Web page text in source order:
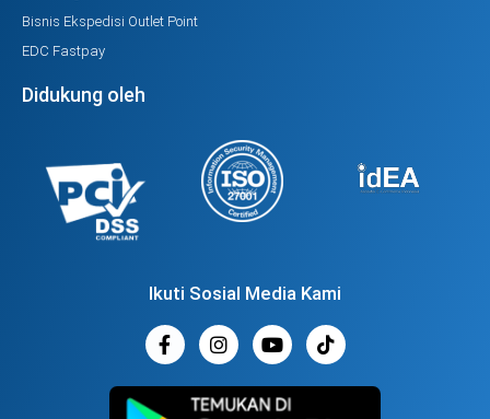
Bisnis Ekspedisi Outlet Point
EDC Fastpay
Didukung oleh
Ikuti Sosial Media Kami